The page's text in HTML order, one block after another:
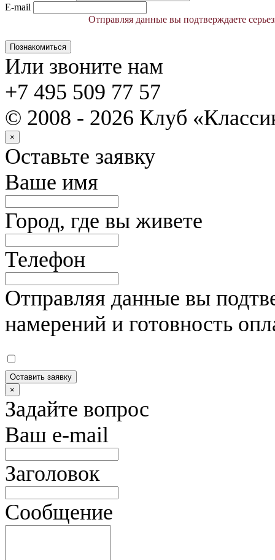
E-mail
Отправляя данные вы подтверждаете
Познакомиться
Или звоните нам
+7 495 509 77 57
© 2008 - 2026 Клуб
×
Оставьте заявку
Ваше имя
Город, где вы живете
Телефон
Отправляя данные вы
намерений и готовность
Оставить заявку
×
Задайте вопрос
Ваш e-mail
Заголовок
Сообщение